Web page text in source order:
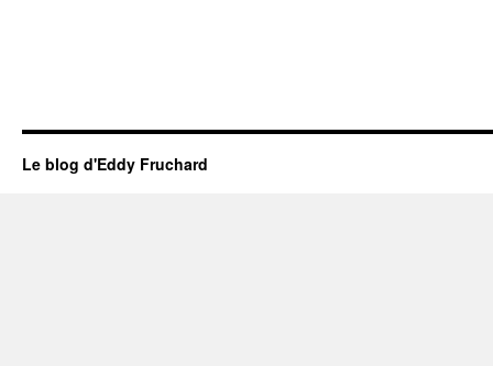
Le blog d'Eddy Fruchard